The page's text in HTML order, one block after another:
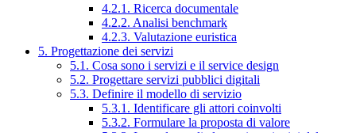
4.2.1. Ricerca documentale
4.2.2. Analisi benchmark
4.2.3. Valutazione euristica
5. Progettazione dei servizi
5.1. Cosa sono i servizi e il service design
5.2. Progettare servizi pubblici digitali
5.3. Definire il modello di servizio
5.3.1. Identificare gli attori coinvolti
5.3.2. Formulare la proposta di valore